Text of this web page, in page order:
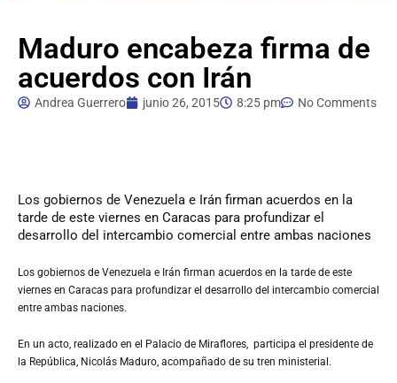
Maduro encabeza firma de
acuerdos con Irán
Andrea Guerrero junio 26, 2015 8:25 pm No Comments
Los gobiernos de Venezuela e Irán firman acuerdos en la
tarde de este viernes en Caracas para profundizar el
desarrollo del intercambio comercial entre ambas naciones
Los gobiernos de Venezuela e Irán firman acuerdos en la tarde de este
viernes en Caracas para profundizar el desarrollo del intercambio comercial
entre ambas naciones.
En un acto, realizado en el Palacio de Miraflores, participa el presidente de
la República, Nicolás Maduro, acompañado de su tren ministerial.